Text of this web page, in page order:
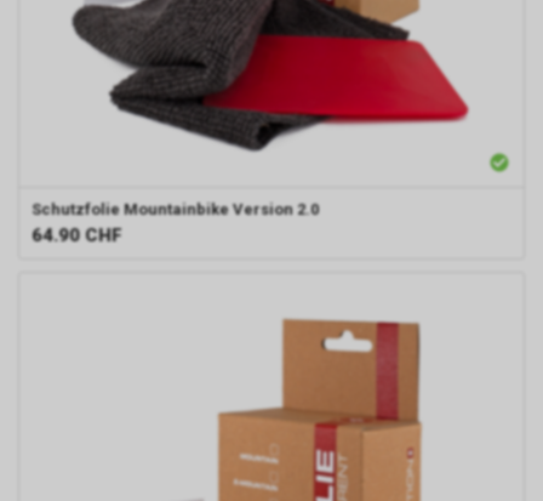
Schutzfolie Mountainbike Version 2.0
64.90 CHF